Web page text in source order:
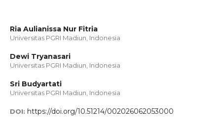
Ria Aulianissa Nur Fitria
Universitas PGRI Madiun, Indonesia
Dewi Tryanasari
Universitas PGRI Madiun, Indonesia
Sri Budyartati
Universitas PGRI Madiun, Indonesia
DOI: https://doi.org/10.51214/002026062053000